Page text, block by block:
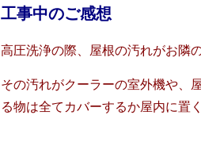
工事中のご感想
高圧洗浄の際、屋根の汚れがお隣
その汚れがクーラーの室外機や、
る物は全てカバーするか屋内に置